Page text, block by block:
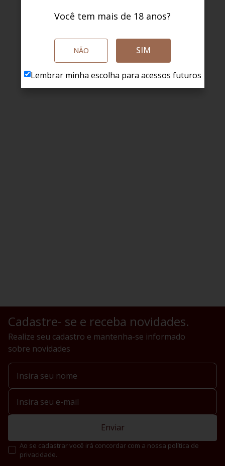
Cadastre- se e receba novidades.
Realize seu cadastro e mantenha-se informado
sobre novidades
Enviar
Ao se cadastrar você irá concordar com a nossa política de
privacidade.
Você tem mais de 18 anos?
NÃO SIM
Lembrar minha escolha para acessos futuros